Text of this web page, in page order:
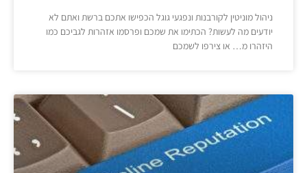
ניהול מוניטין לקורבנות ונפגעי גוגל הכפישו אתכם ברשת ואתם לא
יודעים מה לעשות? הכתימו את שמכם ופרסמו אזהרות לגביכם כמו
היזהרו מ… או צירפו לשמכם